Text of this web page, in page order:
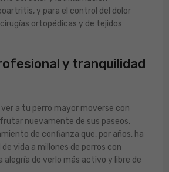
y para el control del dolor
ortopédicas y de tejidos
y tranquilidad
ver a tu perro mayor moverse con
nuevamente de sus paseos.
de confianza que, por años, ha
vida a millones de perros con
alegría de verlo más activo y libre de